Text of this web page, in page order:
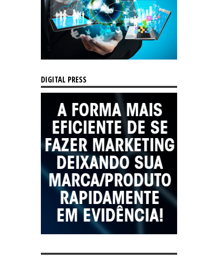
DIGITAL PRESS